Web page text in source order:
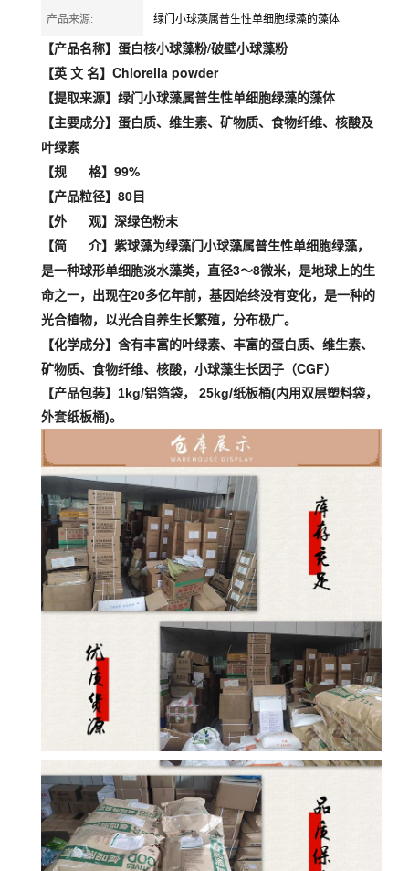
产品来源: 绿门小球藻属普生性单细胞绿藻的藻体
【产品名称】蛋白核小球藻粉/破壁小球藻粉
【英 文 名】Chlorella powder
【提取来源】绿门小球藻属普生性单细胞绿藻的藻体
【主要成分】蛋白质、维生素、矿物质、食物纤维、核酸及
叶绿素
【规 格】99%
【产品粒径】80目
【外 观】深绿色粉末
【简 介】紫球藻为绿藻门小球藻属普生性单细胞绿藻，
是一种球形单细胞淡水藻类，直径3～8微米，是地球上的生
命之一，出现在20多亿年前，基因始终没有变化，是一种的
光合植物，以光合自养生长繁殖，分布极广。
【化学成分】含有丰富的叶绿素、丰富的蛋白质、维生素、
矿物质、食物纤维、核酸，小球藻生长因子（CGF）
【产品包装】1kg/铝箔袋， 25kg/纸板桶(内用双层塑料袋，
外套纸板桶)。